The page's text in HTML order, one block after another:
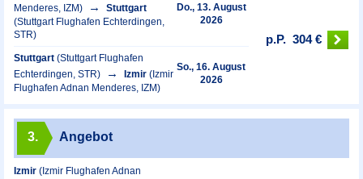
Menderes, IZM)
Stuttgart
(Stuttgart Flughafen Echterdingen,
STR)
Do., 13. August
2026
Stuttgart (Stuttgart Flughafen
Echterdingen, STR)
Izmir (Izmir
Flughafen Adnan Menderes, IZM)
So., 16. August
2026
p.P. 304 €
3. Angebot
Izmir (Izmir Flughafen Adnan